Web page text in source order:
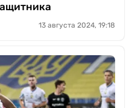
13 августа 2024, 19:18